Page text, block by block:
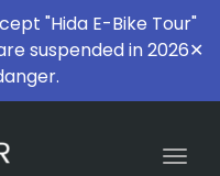
"Hida E-Bike Tour"
suspended in 2026✕